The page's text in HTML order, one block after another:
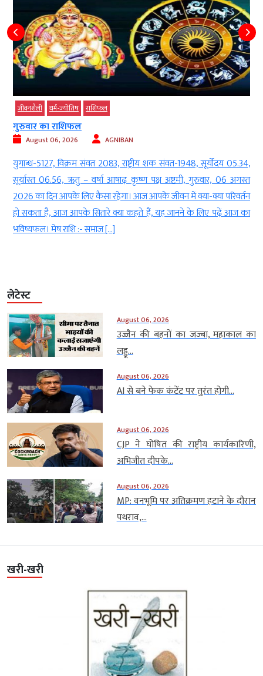
जीवनशैली धर्म-ज्‍योतिष राशिफल
गुरुवार का राशिफल
August 06, 2026 AGNIBAN
युगाब्ध-5127, विक्रम संवत 2083, राष्ट्रीय शक संवत-1948, सूर्योदय 05.34,
सूर्यास्त 06.56, ऋतु – वर्षा आषाढ़ कृष्ण पक्ष अष्टमी, गुरुवार, 06 अगस्त
2026 का दिन आपके लिए कैसा रहेगा। आज आपके जीवन में क्या-क्या परिवर्तन
हो सकता है, आज आपके सितारे क्या कहते हैं, यह जानने के लिए पढ़ें आज का
भविष्यफल। मेष राशि :- समाज […]
लेटेस्ट
August 06, 2026
उज्जैन की बहनों का जज्बा, महाकाल का
लड्डू...
August 06, 2026
AI से बने फेक कंटेंट पर तुरंत होगी...
August 06, 2026
CJP ने घोषित की राष्ट्रीय कार्यकारिणी,
अभिजीत दीपके...
August 06, 2026
MP: वनभूमि पर अतिक्रमण हटाने के दौरान
पथराव,...
खरी-खरी